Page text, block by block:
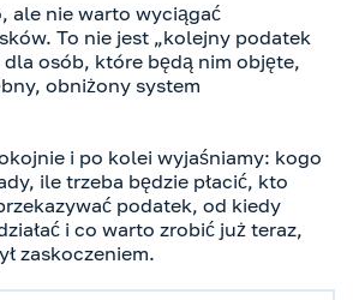
ale nie warto wyciągać
To nie jest „kolejny podatek
osób, które będą nim objęte,
obniżony system
i po kolei wyjaśniamy: kogo
ile trzeba będzie płacić, kto
podatek, od kiedy
i co warto zrobić już teraz,
zaskoczeniem.